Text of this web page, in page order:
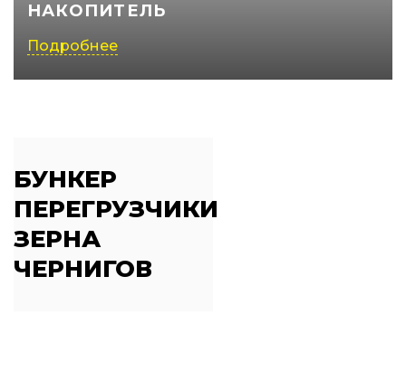
НАКОПИТЕЛЬ
Подробнее
БУНКЕР
ПЕРЕГРУЗЧИКИ
ЗЕРНА
ЧЕРНИГОВ